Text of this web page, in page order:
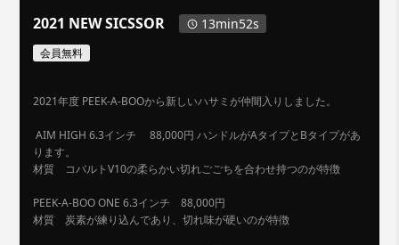
2021 NEW SICSSOR 13min52s
会員無料
2021年度 PEEK-A-BOOから新しいハサミが仲間入りしました。
AIM HIGH 6.3インチ 88,000円 ハンドルがAタイプとBタイプがあ
ります。
材質 コバルトV10の柔らかい切れごごちを合わせ持つのが特徴
PEEK-A-BOO ONE 6.3インチ 88,000円
材質 炭素が練り込んであり、切れ味が硬いのが特徴